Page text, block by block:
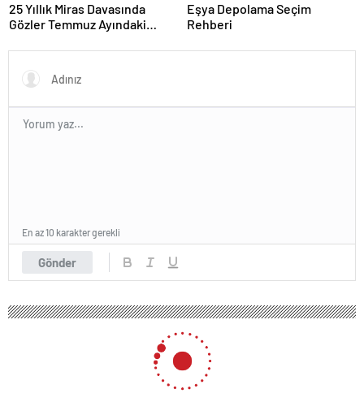
25 Yıllık Miras Davasında
Gözler Temmuz Ayındaki
Eşya Depolama Seçim
Rehberi
Gönder
En az 10 karakter gerekli